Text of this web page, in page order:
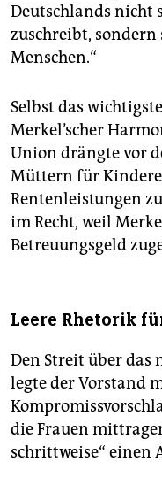
Deutschlands nicht
zuschreibt, sondern
Menschen.“
Selbst das
Merkel’scher
Union drängte vor
Müttern für
Rentenleistungen
im Recht, weil
Betreuungsgeld
Leere Rhetorik
Den Streit über das
legte der Vorstand
die Frauen
schrittweise“ einen